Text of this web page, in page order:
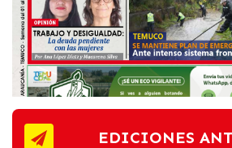
EDICIONES